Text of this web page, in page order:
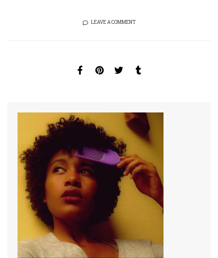
LEAVE A COMMENT